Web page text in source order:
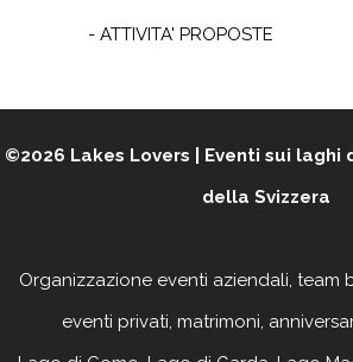
- ATTIVITA' PROPOSTE
©2026 Lakes Lovers | Eventi sui
della Svizzera
Organizzazione eventi aziendali, team
eventi privati, matrimoni,